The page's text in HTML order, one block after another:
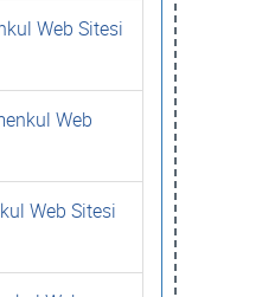
Web Sitesi
Web
Web Sitesi